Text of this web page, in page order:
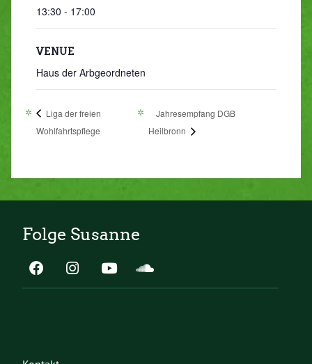
13:30 - 17:00
VENUE
Haus der Arbgeordneten
Liga der freien
Wohlfahrtspflege
Jahresempfang DGB
Heilbronn
Folge Susanne